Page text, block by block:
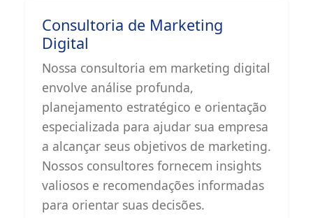
Consultoria de Marketing
Digital
Nossa consultoria em marketing digital
envolve análise profunda,
planejamento estratégico e orientação
especializada para ajudar sua empresa
a alcançar seus objetivos de marketing.
Nossos consultores fornecem insights
valiosos e recomendações informadas
para orientar suas decisões.